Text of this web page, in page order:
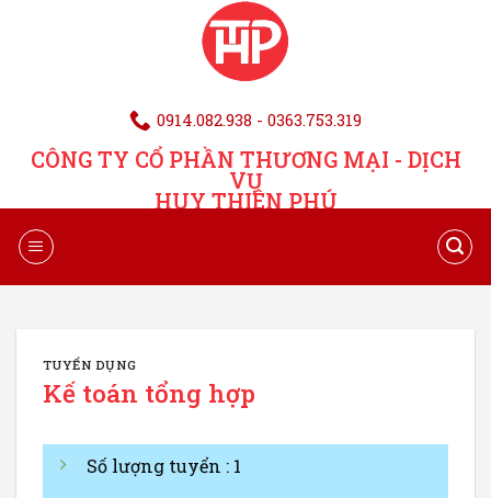
0914.082.938 - 0363.753.319
CÔNG TY CỔ PHẦN THƯƠNG MẠI - DỊCH
VỤ
HUY THIÊN PHÚ
TUYỂN DỤNG
Kế toán tổng hợp
Số lượng tuyển : 1